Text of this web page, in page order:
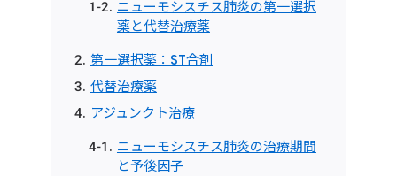
ニューモシスチス肺炎の第一選択
薬と代替治療薬
第一選択薬：ST合剤
代替治療薬
アジュンクト治療
ニューモシスチス肺炎の治療期間
と予後因子